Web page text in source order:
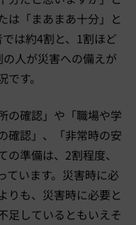
は「まあまあ十分」と
は約4割と、1割ほど
人が災害への備えが
す。
の確認」や「職場や学
確認」、「非常時の安
準備は、2割程度、
ています。災害時に必
りも、災害時に必要と
足しているともいえそ